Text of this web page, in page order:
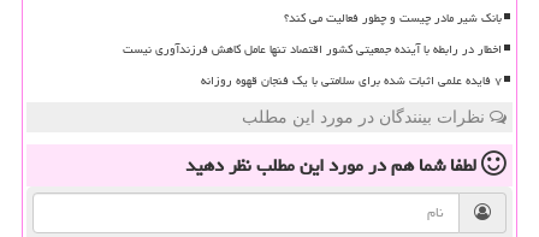
بانک شیر مادر چیست و چطور فعالیت می کند؟
اخطار در رابطه با آینده جمعیتی کشور اقتصاد تنها عامل کاهش فرزندآوری نیست
۷ فایده علمی اثبات شده برای سلامتی با یک فنجان قهوه روزانه
نظرات بینندگان در مورد این مطلب
لطفا شما همدر مورد این مطلبنظر دهید